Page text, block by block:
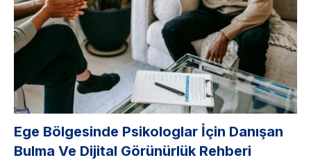
Ege Bölgesinde Psikologlar İçin Danışan
Bulma Ve Dijital Görünürlük Rehberi